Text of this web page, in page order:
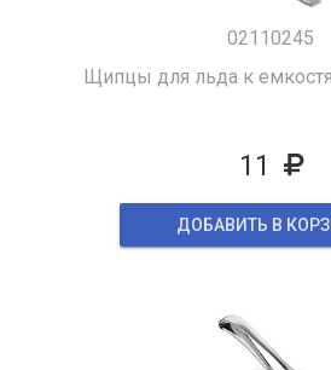
02110245
Щипцы для льда к
11
ДОБАВИТЬ В